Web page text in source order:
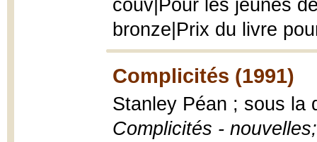
couv|Pour les jeunes
bronze|Prix du livre
Complicités (1991)
Stanley Péan ; sous la
Complicités -